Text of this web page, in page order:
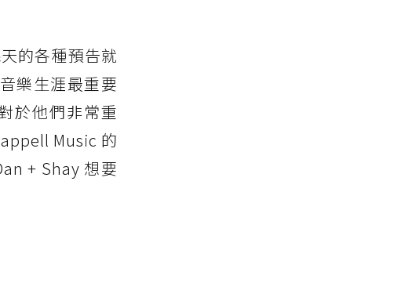
的各種預告就
樂生涯最重要
於他們非常重
Music 的
+ Shay 想要